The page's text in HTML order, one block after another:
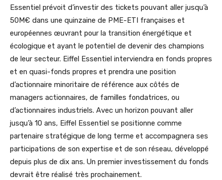
Essentiel prévoit d’investir des tickets pouvant aller jusqu’à
50M€ dans une quinzaine de PME-ETI françaises et
européennes œuvrant pour la transition énergétique et
écologique et ayant le potentiel de devenir des champions
de leur secteur. Eiffel Essentiel interviendra en fonds propres
et en quasi-fonds propres et prendra une position
d’actionnaire minoritaire de référence aux côtés de
managers actionnaires, de familles fondatrices, ou
d’actionnaires industriels. Avec un horizon pouvant aller
jusqu’à 10 ans, Eiffel Essentiel se positionne comme
partenaire stratégique de long terme et accompagnera ses
participations de son expertise et de son réseau, développé
depuis plus de dix ans. Un premier investissement du fonds
devrait être réalisé très prochainement.